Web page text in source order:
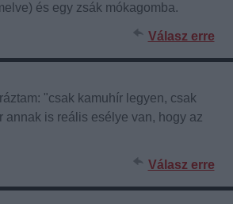
és egy zsák mókagomba.
Válasz erre
"csak kamuhír legyen, csak
annak is reális esélye van, hogy az
Válasz erre